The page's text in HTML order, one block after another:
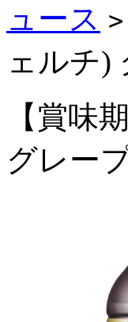
ュース >
ェルチ)
【賞味
グレー